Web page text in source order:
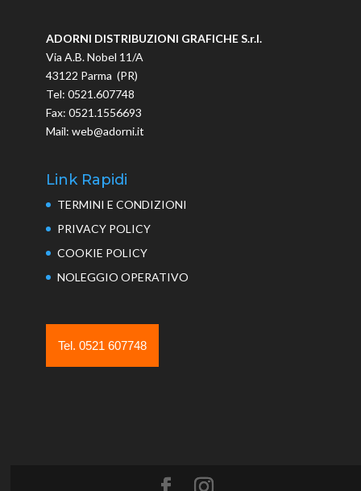
ADORNI DISTRIBUZIONI GRAFICHE S.r.l.
Via A.B. Nobel 11/A
43122 Parma (PR)
Tel: 0521.607748
Fax: 0521.1556693
Mail: web@adorni.it
Link Rapidi
TERMINI E CONDIZIONI
PRIVACY POLICY
COOKIE POLICY
NOLEGGIO OPERATIVO
Tel. 0521 607748